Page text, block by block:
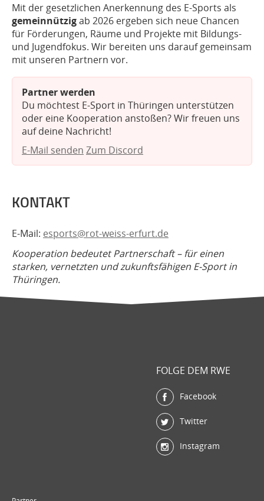
Mit der gesetzlichen Anerkennung des E-Sports als
gemeinnützigab 2026 ergeben sich neue Chancen
für Förderungen, Räume und Projekte mit Bildungs-
und Jugendfokus. Wir bereiten uns darauf gemeinsam
mit unseren Partnern vor.
Partner werden
Du möchtest E-Sport in Thüringen unterstützen
oder eine Kooperation anstoßen? Wir freuen uns
auf deine Nachricht!
E-Mail senden Zum Discord
KONTAKT
E-Mail: esports@rot-weiss-erfurt.de
Kooperation bedeutet Partnerschaft – für einen
starken, vernetzten und zukunftsfähigen E-Sport in
Thüringen.
FOLGE DEM RWE
Facebook
Twitter
Instagram